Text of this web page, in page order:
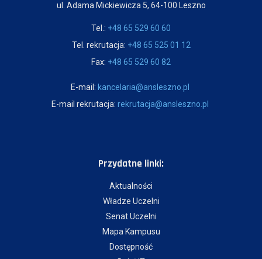
ul. Adama Mickiewicza 5, 64-100 Leszno
Tel.: +48 65 529 60 60
Tel. rekrutacja: +48 65 525 01 12
Fax: +48 65 529 60 82
E-mail: kancelaria@ansleszno.pl
E-mail rekrutacja: rekrutacja@ansleszno.pl
Przydatne linki:
Aktualności
Władze Uczelni
Senat Uczelni
Mapa Kampusu
Dostępność